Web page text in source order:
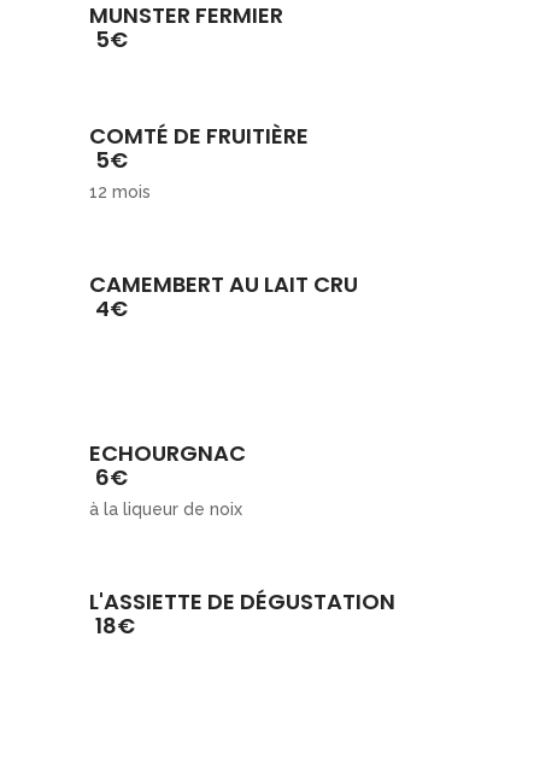
MUNSTER FERMIER
5€
COMTÉ DE FRUITIÈRE
5€
12 mois
CAMEMBERT AU LAIT CRU
4€
ECHOURGNAC
6€
à la liqueur de noix
L'ASSIETTE DE DÉGUSTATION
18€